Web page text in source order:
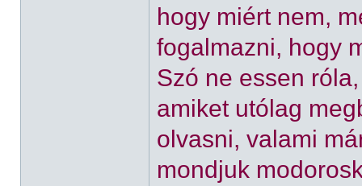
hogy miért nem,
fogalmazni, hogy
Szó ne essen
amiket utólag
olvasni, valami
mondjuk